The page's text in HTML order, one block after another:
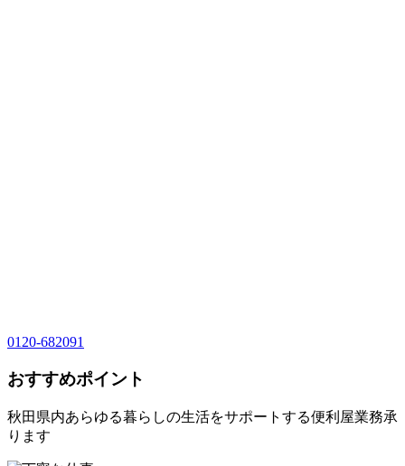
0120-682091
おすすめポイント
秋田県内あらゆる暮らしの生活をサポートする便利屋業務承
ります